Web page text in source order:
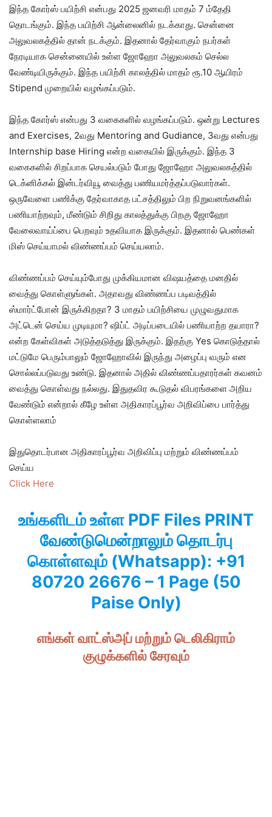
இந்த கோர்ஸ் பயிற்சி என்பது 2025 ஜனவரி மாதம் 7 ம்தேதி
தொடங்கும். இந்த பயிற்சி ஆன்லைனில் நடக்காது. சென்னை
அலுவலகத்தில் தான் நடக்கும். இதனால் தேர்வாகும் நபர்கள்
நேரடியாக சென்னையில் உள்ள ஜோஹோ அலுவலகம் செல்ல
வேண்டியிருக்கும். இந்த பயிற்சி காலத்தில் மாதம் ரூ.10 ஆயிரம்
Stipend முறையில் வழங்கப்படும்.
இந்த கோர்ஸ் என்பது 3 வகைகளில் வழங்கப்படும். ஒன்று Lectures
and Exercises, 2வது Mentoring and Gudiance, 3வது என்பது
Internship base Hiring என்ற வகையில் இருக்கும். இந்த 3
வகைகளில் சிறப்பாக செயல்படும் போது ஜோஹோ அலுவலகத்தில்
டெக்னிக்கல் இன்டர்வியூ வைத்து பணியமர்த்தப்படுவார்கள்.
ஒருவேளை பணிக்கு தேர்வாகாத பட்சத்திலும் பிற நிறுவனங்களில்
பணியாற்றவும், மீண்டும் சிறிது காலத்துக்கு பிறகு ஜோஹோ
வேலைவாய்ப்பை பெறவும் உதவியாக இருக்கும். இதனால் பெண்கள்
மிஸ் செய்யாமல் விண்ணப்பம் செய்யலாம்.
விண்ணப்பம் செய்யும்போது முக்கியமான விஷயத்தை மனதில்
வைத்து கொள்ளுங்கள். அதாவது விண்ணப்ப படிவத்தில்
ஸ்மார்ட்போன் இருக்கிறதா? 3 மாதம் பயிற்சியை முழுவதுமாக
அட்டென் செய்ய முடியுமா? ஷிப்ட் அடிப்படையில் பணியாற்ற தயாரா?
என்ற கேள்விகள் அடுத்தடுத்து இருக்கும். இதற்கு Yes கொடுத்தால்
மட்டுமே பெரும்பாலும் ஜோஹோவில் இருந்து அழைப்பு வரும் என
சொல்லப்படுவது உண்டு. இதனால் அதில் விண்ணப்பதாரர்கள் கவனம்
வைத்து கொள்வது நல்லது. இதுதவிர கூடுதல் விபரங்களை அறிய
வேண்டும் என்றால் கீழே உள்ள அதிகாரப்பூர்வ அறிவிப்பை பார்த்து
கொள்ளலாம்
இதுதொடர்பான அதிகாரப்பூர்வ அறிவிப்பு மற்றும் விண்ணப்பம்
செய்ய
Click Here
உங்களிடம் உள்ள PDF Files PRINT
வேண்டுமென்றாலும் தொடர்பு
கொள்ளவும் (Whatsapp): +91
80720 26676 – 1 Page (50
Paise Only)
எங்கள் வாட்ஸ்அப் மற்றும் டெலிகிராம்
குழுக்களில் சேரவும்